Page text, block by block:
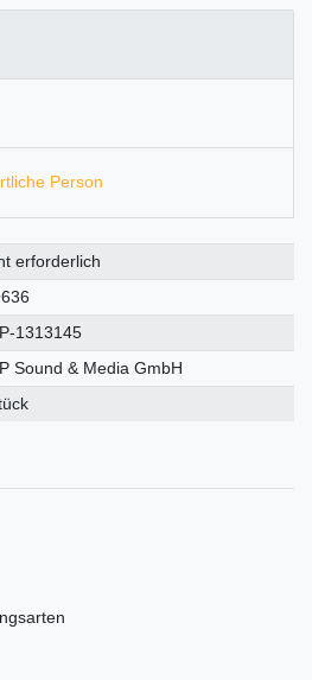
Person
erforderlich
1313145
Sound & Media GmbH